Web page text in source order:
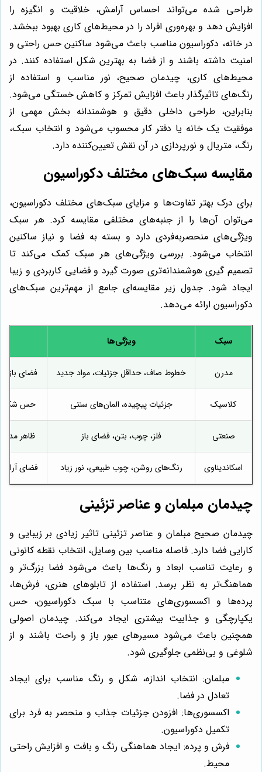
طراحی شده می‌تواند احساس آرامش، خلاقیت و انگیزه را
افزایش دهد و بهره‌وری افراد را در محیط‌های کاری بهبود ببخشد.
در خانه، دکوراسیون مناسب باعث می‌شود ساکنین حس راحتی و
امنیت داشته باشند و از فضا به بهترین شکل استفاده کنند. در
محیط‌های کاری، چیدمان صحیح، نور مناسب و استفاده از
رنگ‌های تاثیرگذار باعث افزایش تمرکز و کاهش خستگی می‌شود.
بنابراین، طراحی داخلی دقیق و هوشمندانه بخش مهمی از
موفقیت یک خانه یا دفتر کار محسوب می‌شود و انتخاب سبک،
رنگ، متریال و نورپردازی در آن نقش تعیین‌کننده دارد.
مقایسه سبک‌های مختلف دکوراسیون
برای درک بهتر تفاوت‌ها و مزایای سبک‌های مختلف دکوراسیون،
می‌توان آن‌ها را از جنبه‌های مختلفی مقایسه کرد. هر سبک
ویژگی‌های منحصربه‌فردی دارد و بسته به فضا و نیاز ساکنین
انتخاب می‌شود. بررسی ویژگی‌های هر سبک کمک می‌کند تا
تصمیم گیری هوشمندانه‌تری صورت گیرد و فضایی کاربردی و زیبا
ایجاد شود. جدول زیر مقایسه‌ای جامع از مهم‌ترین سبک‌های
دکوراسیون ارائه می‌دهد.
سبک ویژگی‌ها
مدرن خطوط صاف، حداقل جزئیات، مواد جدید فضای باز و
کلاسیک جزئیات پیچیده، المان‌های سنتی حس شکوه
صنعتی فلز، چوب، بتن، فضای باز ظاهر
اسکاندیناوی رنگ‌های روشن، چوب طبیعی، نور زیاد فضای
چیدمان مبلمان و عناصر تزئینی
چیدمان صحیح مبلمان و عناصر تزئینی تاثیر زیادی بر زیبایی و
کارایی فضا دارد. فاصله مناسب بین وسایل، انتخاب نقطه کانونی
و رعایت تناسب ابعاد و رنگ‌ها باعث می‌شود فضا بزرگ‌تر و
هماهنگ‌تر به نظر برسد. استفاده از تابلوهای هنری، فرش‌ها،
پرده‌ها و اکسسوری‌های متناسب با سبک دکوراسیون، حس
یکپارچگی و جذابیت بیشتری ایجاد می‌کند. چیدمان اصولی
همچنین باعث می‌شود مسیرهای عبور باز و راحت باشند و از
شلوغی و بی‌نظمی جلوگیری شود.
مبلمان: انتخاب اندازه، شکل و رنگ مناسب برای ایجاد
تعادل در فضا.
اکسسوری‌ها: افزودن جزئیات جذاب و منحصر به فرد برای
تکمیل دکوراسیون.
فرش و پرده: ایجاد هماهنگی رنگ و بافت و افزایش راحتی
محیط.